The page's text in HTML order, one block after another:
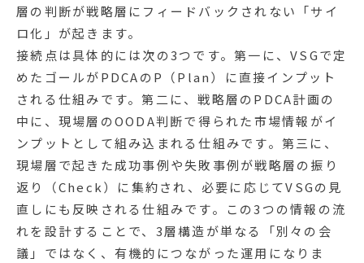
層の判断が戦略層にフィードバックされない「サイ
ロ化」が起きます。
接続点は具体的には次の3つです。第一に、VSGで定
めたゴールがPDCAのP（Plan）に直接インプット
される仕組みです。第二に、戦略層のPDCA計画の
中に、現場層のOODA判断で得られた市場情報がイ
ンプットとして組み込まれる仕組みです。第三に、
現場層で起きた成功事例や失敗事例が戦略層の振り
返り（Check）に集約され、必要に応じてVSGの見
直しにも反映される仕組みです。この3つの情報の流
れを設計することで、3層構造が単なる「別々の会
議」ではなく、有機的につながった運用になりま